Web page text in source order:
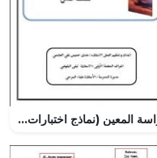
كراسة المعين (نماذج اختبارات شاملة) (اجتماعيات) الثامن